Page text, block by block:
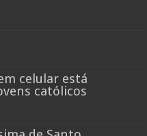
celular está
católicos